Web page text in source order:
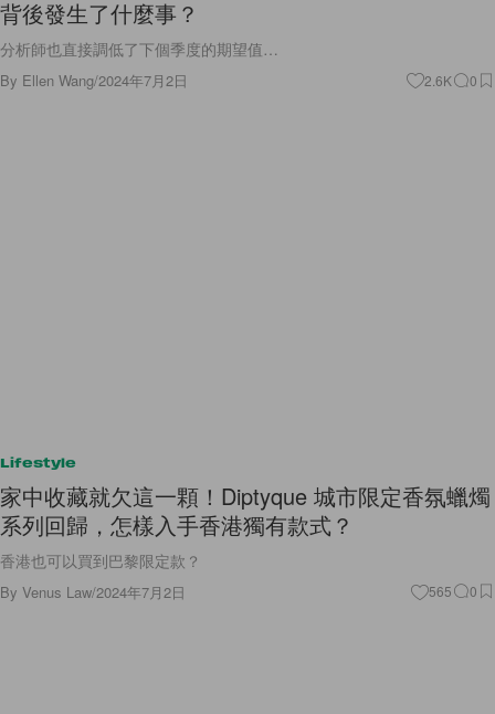
背後發生了什麼事？
分析師也直接調低了下個季度的期望值…
By Ellen Wang/2024年7月2日 2.6K 0
Lifestyle
家中收藏就欠這一顆！Diptyque 城市限定香氛蠟燭
系列回歸，怎樣入手香港獨有款式？
香港也可以買到巴黎限定款？
By Venus Law/2024年7月2日 565 0